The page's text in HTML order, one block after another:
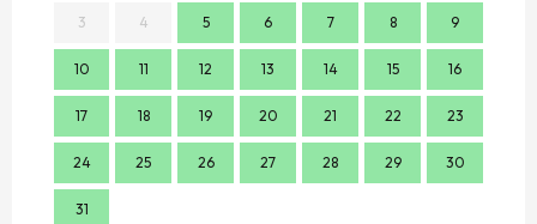
3 4 5 6 7 8 9
10 11 12 13 14 15 16
17 18 19 20 21 22 23
24 25 26 27 28 29 30
31